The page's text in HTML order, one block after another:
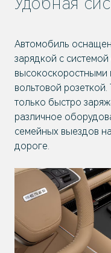
Автомобиль
зарядкой с
высокоскоростными
вольтовой
только быстро
различное
семейных выездов
дороге.